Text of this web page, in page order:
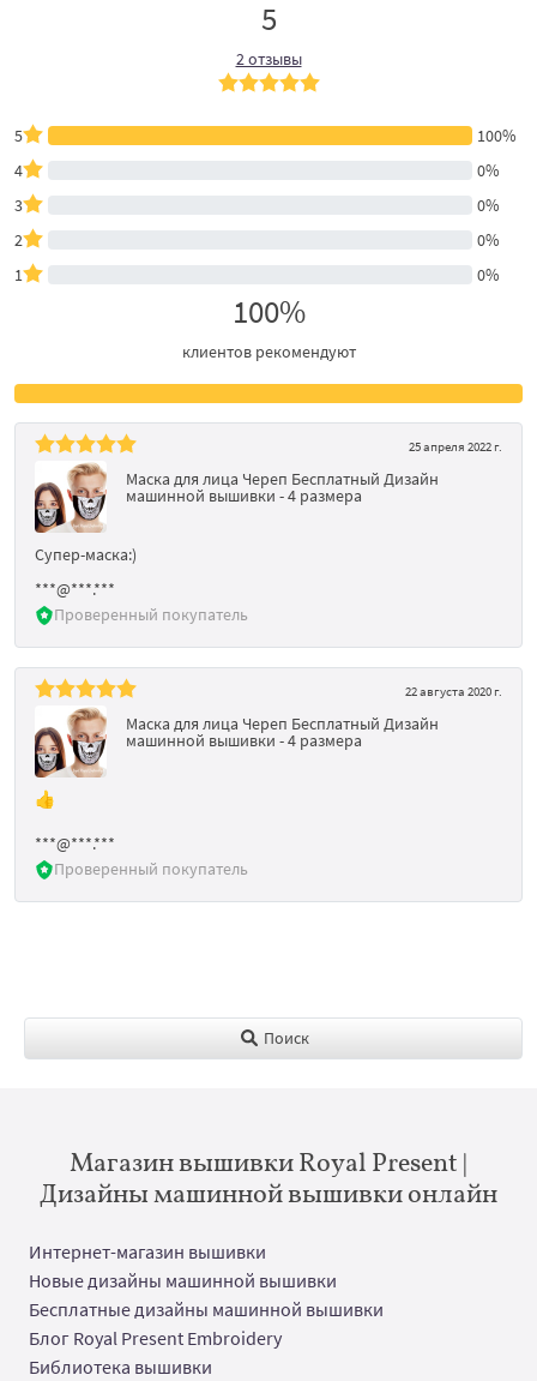
5
2 отзывы
5
100%
4
0%
3
0%
2
0%
1
0%
100%
клиентов рекомендуют
25 апреля 2022 г.
Маска для лица Череп Бесплатный Дизайн
машинной вышивки - 4 размера
Супер-маска:)
***@***.***
Проверенный покупатель
22 августа 2020 г.
Маска для лица Череп Бесплатный Дизайн
машинной вышивки - 4 размера
👍
***@***.***
Проверенный покупатель
Поиск
Магазин вышивки Royal Present |
Дизайны машинной вышивки онлайн
Интернет-магазин вышивки
Новые дизайны машинной вышивки
Бесплатные дизайны машинной вышивки
Блог Royal Present Embroidery
Библиотека вышивки